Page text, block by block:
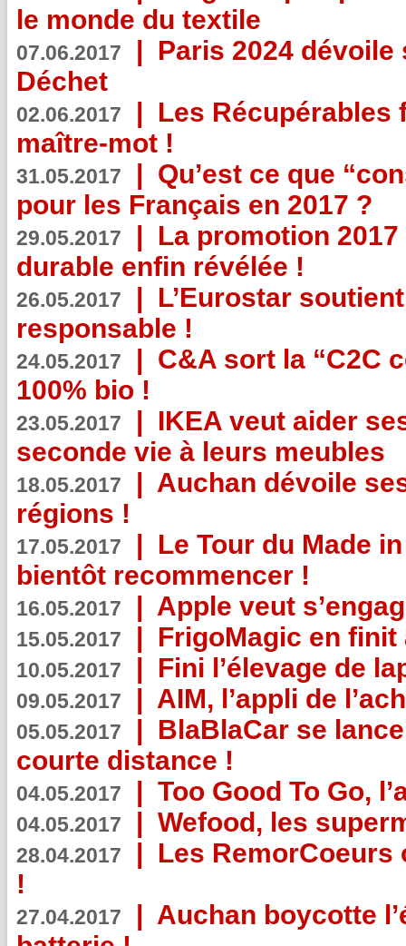
le monde du textile
07.06.2017 | Paris 2024
Déchet
02.06.2017 | Les Récupérables
maître-mot !
31.05.2017 | Qu’est ce que
pour les Français en 2017 ?
29.05.2017 | La promotion
durable enfin révélée !
26.05.2017 | L’Eurostar
responsable !
24.05.2017 | C&A sort la “C2C
100% bio !
23.05.2017 | IKEA veut aider
seconde vie à leurs meubles
18.05.2017 | Auchan dévoile
régions !
17.05.2017 | Le Tour du Made
bientôt recommencer !
16.05.2017 | Apple veut
15.05.2017 | FrigoMagic en
10.05.2017 | Fini l’élevage de
09.05.2017 | AIM, l’appli de
05.05.2017 | BlaBlaCar se
courte distance !
04.05.2017 | Too Good To Go,
04.05.2017 | Wefood, les
28.04.2017 | Les RemorCoeurs
!
27.04.2017 | Auchan boycotte